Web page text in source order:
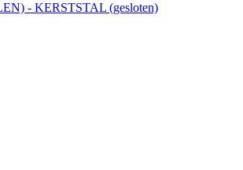
- KERSTSTAL (gesloten)